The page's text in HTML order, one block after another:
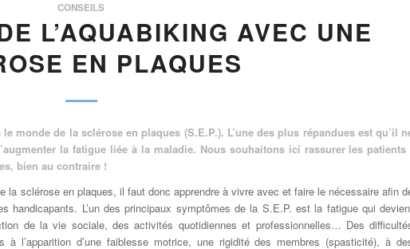
CONSEILS
L’AQUABIKING AVEC UNE
EN PLAQUES
monde de la sclérose en plaques (S.E.P.). L’une des plus répandues est qu’il
la fatigue liée à la maladie. Nous souhaitons ici rassurer les patients
bien au contraire !
la sclérose en plaques, il faut donc apprendre à vivre avec et faire le nécessaire afin
handicapants. L’un des principaux symptômes de la S.E.P. est la fatigue qui
de la vie sociale, des activités quotidiennes et professionnelles… Des
à l’apparition d’une faiblesse motrice, une rigidité des membres (spasticité), à